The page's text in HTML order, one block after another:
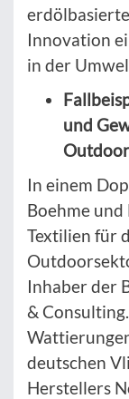
Innovation
in der
und
Outdoor
In einem
Boehme
Textilien für
Inhaber der
&
deutschen
Herstellers